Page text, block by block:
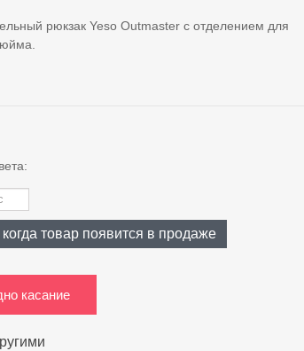
рюкзак Yeso Outmaster с отделением для
товар появится в продаже
касание